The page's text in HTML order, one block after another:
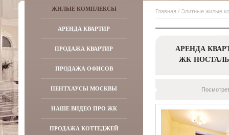
ЖИЛЫЕ КОМПЛЕКСЫ
АРЕНДА КВАРТИР
ПРОДАЖА КВАРТИР
ПРОДАЖА ОФИСОВ
ПЕНТХАУСЫ МОСКВЫ
НАШЕ ВИДЕО ПРО ЖК
ПРОДАЖА КОТТЕДЖЕЙ
Главная / Элитные жилые
АРЕНДА
ЖК